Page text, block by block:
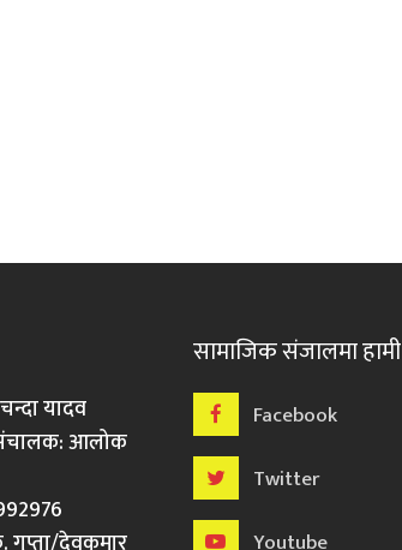
यादव
संचालक: आलोक
सामाजिक संजालमा हामी
Facebook
Twitter
Youtube